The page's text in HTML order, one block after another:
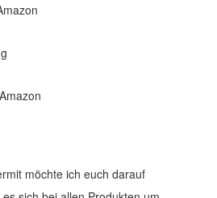
möchte ich euch darauf